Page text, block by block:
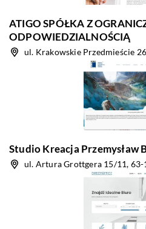
ATIGO SPÓŁKA Z
ODPOWIEDZIALNOŚCIĄ
ul. Krakowskie Przedmieście
Studio Kreacja Przemysław
ul. Artura Grottgera 15/11, 63-